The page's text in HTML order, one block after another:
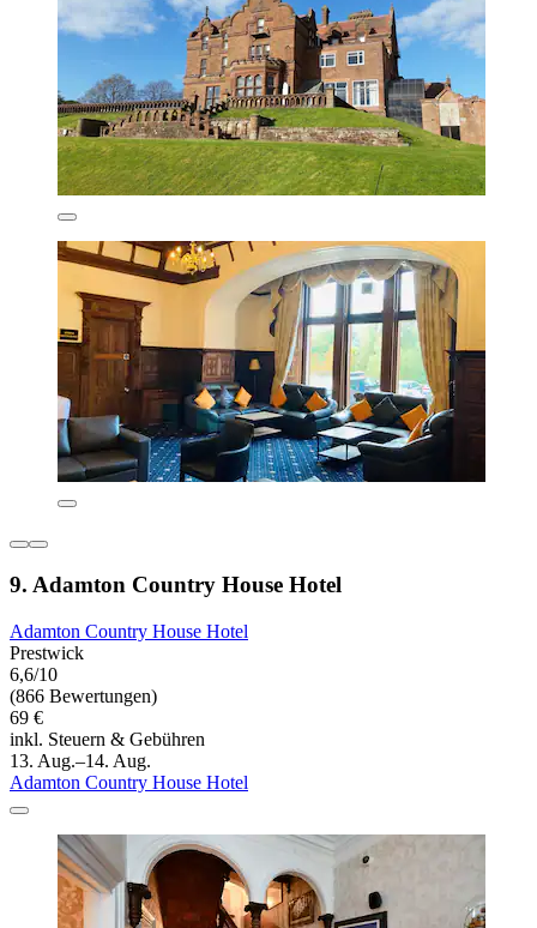
9. Adamton Country House Hotel
Adamton Country House Hotel
Prestwick
6,6/10
(866 Bewertungen)
69 €
inkl. Steuern & Gebühren
13. Aug.–14. Aug.
Adamton Country House Hotel